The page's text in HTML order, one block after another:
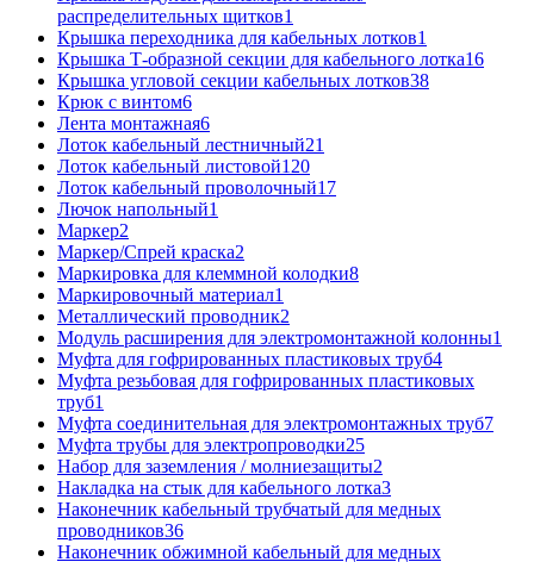
распределительных щитков1
Крышка переходника для кабельных лотков1
Крышка Т-образной секции для кабельного лотка16
Крышка угловой секции кабельных лотков38
Крюк с винтом6
Лента монтажная6
Лоток кабельный лестничный21
Лоток кабельный листовой120
Лоток кабельный проволочный17
Лючок напольный1
Маркер2
Маркер/Спрей краска2
Маркировка для клеммной колодки8
Маркировочный материал1
Металлический проводник2
Модуль расширения для электромонтажной колонны1
Муфта для гофрированных пластиковых труб4
Муфта резьбовая для гофрированных пластиковых
труб1
Муфта соединительная для электромонтажных труб7
Муфта трубы для электропроводки25
Набор для заземления / молниезащиты2
Накладка на стык для кабельного лотка3
Наконечник кабельный трубчатый для медных
проводников36
Наконечник обжимной кабельный для медных